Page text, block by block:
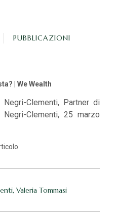
PUBBLICAZIONI
| We Wealth
Negri-Clementi, Partner di
Clementi, 25 marzo
Valeria Tommasi